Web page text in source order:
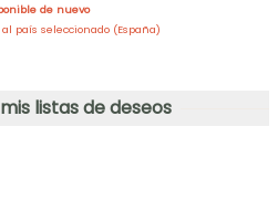
de nuevo
país seleccionado (España)
listas de deseos